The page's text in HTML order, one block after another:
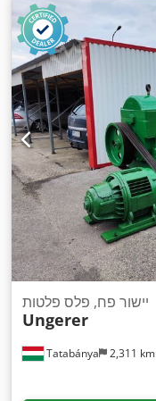
Tatabánya 2,311 km
יישור פח, פלס פלטות
Ungerer